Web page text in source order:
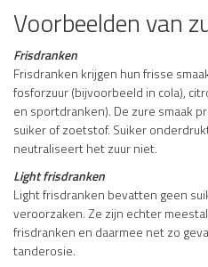
Voorbeelden van
Frisdranken
Frisdranken krijgen hun frisse
fosforzuur (bijvoorbeeld in cola),
en sportdranken). De zure smaak
suiker of zoetstof. Suiker
neutraliseert het zuur niet.
Light frisdranken
Light frisdranken bevatten geen
veroorzaken. Ze zijn echter
frisdranken en daarmee net zo
tanderosie.